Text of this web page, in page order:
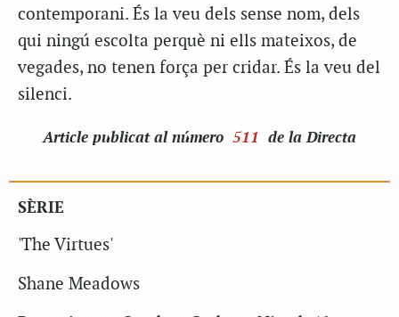
contemporani. És la veu dels sense nom, dels
qui ningú escolta perquè ni ells mateixos, de
vegades, no tenen força per cridar. És la veu del
silenci.
Article publicat al número 511 de la Directa
SÈRIE
'The Virtues'
Shane Meadows